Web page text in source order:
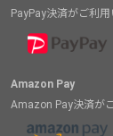
PayPay決済がご利用
Amazon Pay
Amazon Pay決済が